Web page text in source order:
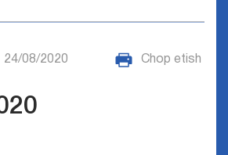
24/08/2020 Chop etish